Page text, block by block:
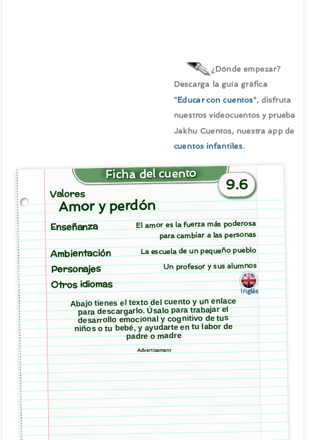
¿Dónde empezar?
Descarga la guía gráfica
"Educar con cuentos", disfruta
nuestros videocuentos y prueba
Jakhu Cuentos, nuestra app de
cuentos infantiles.
Ficha del cuento
9.6
Valores
Amor y perdón
Enseñanza El amor es la fuerza más poderosa
para cambiar a las personas
Ambientación La escuela de un pequeño pueblo
Personajes Un profesor y sus alumnos
Otros idiomas
Inglés
Abajo tienes el texto del cuento y un enlace
para descargarlo. Úsalo para trabajar el
desarrollo emocional y cognitivo de tus
niños o tu bebé, y ayudarte en tu labor de
padre o madre
Advertisement